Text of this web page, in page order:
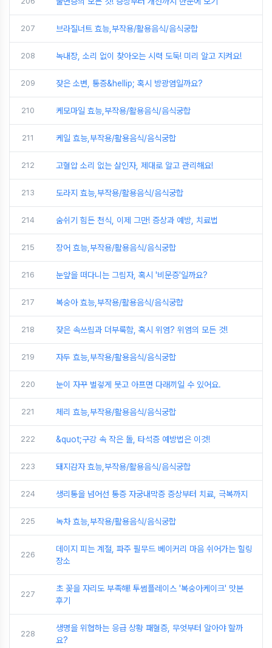
207 브라질너트 효능,부작용/활용음식/음식궁합
208 녹내장, 소리 없이 찾아오는 시력 도둑! 미리 알고 지켜요!
209 잦은 소변, 통증&hellip; 혹시 방광염일까요?
210 케모마일 효능,부작용/활용음식/음식궁합
211 케일 효능,부작용/활용음식/음식궁합
212 고혈압 소리 없는 살인자, 제대로 알고 관리해요!
213 도라지 효능,부작용/활용음식/음식궁합
214 숨쉬기 힘든 천식, 이제 그만! 증상과 예방, 치료법
215 장어 효능,부작용/활용음식/음식궁합
216 눈앞을 떠다니는 그림자, 혹시 '비문증'일까요?
217 복숭아 효능,부작용/활용음식/음식궁합
218 잦은 속쓰림과 더부룩함, 혹시 위염? 위염의 모든 것!
219 자두 효능,부작용/활용음식/음식궁합
220 눈이 자꾸 벌겋게 붓고 아프면 다래끼일 수 있어요.
221 체리 효능,부작용/활용음식/음식궁합
222 &quot;구강 속 작은 돌, 타석증 예방법은 이것!
223 돼지감자 효능,부작용/활용음식/음식궁합
224 생리통을 넘어선 통증 자궁내막증 증상부터 치료, 극복까지
225 녹차 효능,부작용/활용음식/음식궁합
226
데이지 피는 계절, 파주 필무드 베이커리 마음 쉬어가는 힐링
장소
227
초 꽂을 자리도 부족해! 투썸플레이스 '복숭아케이크' 맛본
후기
228
생명을 위협하는 응급 상황 패혈증, 무엇부터 알아야 할까
요?